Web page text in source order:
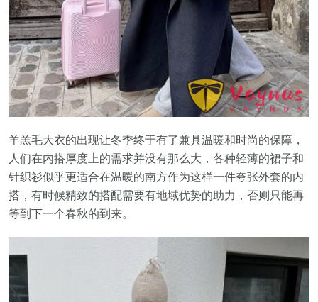
羊羔毛大衣的出现让冬季终于有了兼具温暖和时尚的保障，
人们在内搭厚度上的需求并没有那么大，各种轻薄的裙子和
针织衫似乎更适合在温暖的南方作为这样一件夸张外套的内
搭，有时候精致的搭配需要有地域优势的助力，否则只能再
等到下一个春秋的到来。